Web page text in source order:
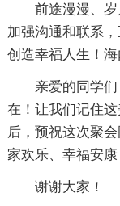
前途漫漫、
加强沟通和联系
创造幸福人生！海
亲爱的同学
在！让我们记住
后，预祝这次聚
家欢乐、幸福安康
谢谢大家！